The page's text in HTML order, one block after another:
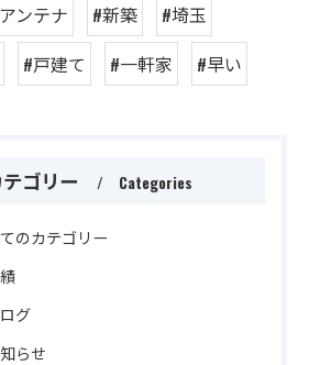
ンテナ #新築
#埼玉
#戸建て #一軒家 #早い
ゴリー Categories
のカテゴリー
グ
らせ